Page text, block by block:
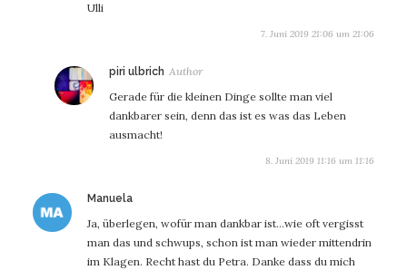
Ulli
7. Juni 2019 21:06 um 21:06
piri ulbrich sagt:
Gerade für die kleinen Dinge sollte man viel
dankbarer sein, denn das ist es was das Leben
ausmacht!
8. Juni 2019 11:16 um 11:16
Manuela
Ja, überlegen, wofür man dankbar ist…wie oft vergisst
man das und schwups, schon ist man wieder mittendrin
im Klagen. Recht hast du Petra. Danke dass du mich